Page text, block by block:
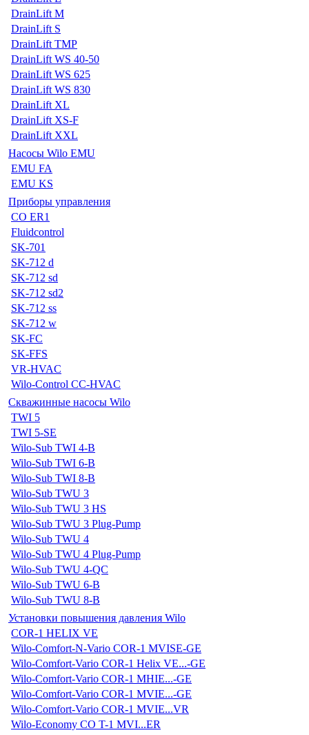
DrainLift M
DrainLift S
DrainLift TMP
DrainLift WS 40-50
DrainLift WS 625
DrainLift WS 830
DrainLift XL
DrainLift XS-F
DrainLift XXL
Насосы Wilo EMU
EMU FA
EMU KS
Приборы управления
CO ER1
Fluidcontrol
SK-701
SK-712 d
SK-712 sd
SK-712 sd2
SK-712 ss
SK-712 w
SK-FC
SK-FFS
VR-HVAC
Wilo-Control CC-HVAC
Скважинные насосы Wilo
TWI 5
TWI 5-SE
Wilo-Sub TWI 4-B
Wilo-Sub TWI 6-B
Wilo-Sub TWI 8-B
Wilo-Sub TWU 3
Wilo-Sub TWU 3 HS
Wilo-Sub TWU 3 Plug-Pump
Wilo-Sub TWU 4
Wilo-Sub TWU 4 Plug-Pump
Wilo-Sub TWU 4-QC
Wilo-Sub TWU 6-B
Wilo-Sub TWU 8-B
Установки повышения давления Wilo
COR-1 HELIX VE
Wilo-Comfort-N-Vario COR-1 MVISE-GE
Wilo-Comfort-Vario COR-1 Helix VE...-GE
Wilo-Comfort-Vario COR-1 MHIE...-GE
Wilo-Comfort-Vario COR-1 MVIE...-GE
Wilo-Comfort-Vario COR-1 MVIE...VR
Wilo-Economy CO T-1 MVI...ER